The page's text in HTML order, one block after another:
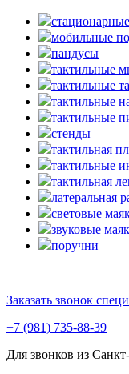
мобильные
пандусы
тактильные
тактильные
тактильные
тактильные
стенды
тактильная
тактильные
тактильная
латеральная
световые
звуковые
поручни
Заказать звонок
+7 (981) 735-88-39
Для звонков из